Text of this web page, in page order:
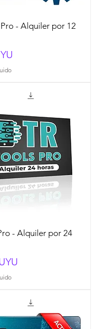
- Alquiler por 12
- Alquiler por 24